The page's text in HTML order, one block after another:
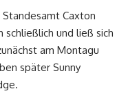
Standesamt Caxton
schließlich und ließ sich
am Montagu
später Sunny